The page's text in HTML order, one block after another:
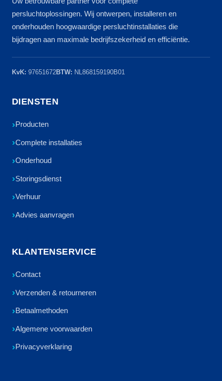
persluchtoplossingen. Wij ontwerpen, installeren en
onderhouden hoogwaardige persluchtinstallaties die
bijdragen aan maximale bedrijfszekerheid en efficiëntie.
KvK: 97651672BTW: NL868159190B01
DIENSTEN
Producten
Complete installaties
Onderhoud
Storingsdienst
Verhuur
Advies aanvragen
KLANTENSERVICE
Contact
Verzenden & retourneren
Betaalmethoden
Algemene voorwaarden
Privacyverklaring